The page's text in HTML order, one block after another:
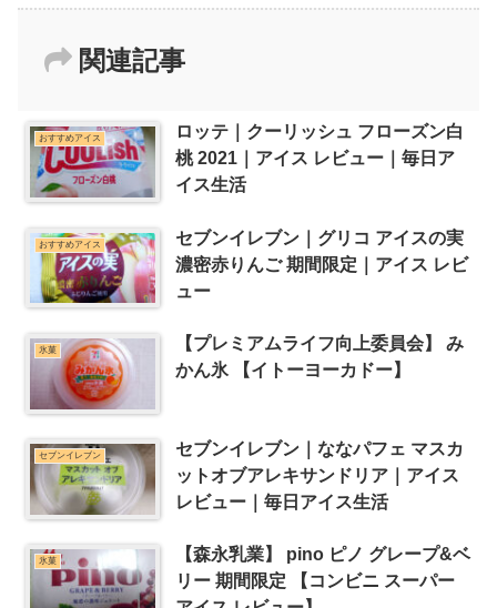
関連記事
おすすめアイス
ロッテ｜クーリッシュ フローズン白
桃 2021｜アイス レビュー｜毎日ア
イス生活
おすすめアイス
セブンイレブン｜グリコ アイスの実
濃密赤りんご 期間限定｜アイス レビ
ュー
氷菓
【プレミアムライフ向上委員会】 み
かん氷 【イトーヨーカドー】
セブンイレブン
セブンイレブン｜ななパフェ マスカ
ットオブアレキサンドリア｜アイス
レビュー｜毎日アイス生活
氷菓
【森永乳業】 pino ピノ グレープ&ベ
リー 期間限定 【コンビニ スーパー